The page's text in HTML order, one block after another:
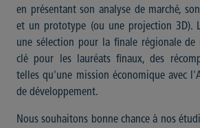
en présentant son analyse de marché,
et un prototype (ou une projection 3D).
une sélection pour la finale régionale de
clé pour les lauréats finaux, des
telles qu'une mission économique avec
de développement.
Nous souhaitons bonne chance à nos